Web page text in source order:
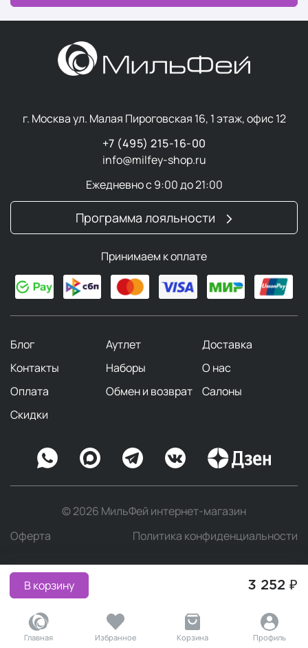
В корзину 3 252 ₽
Главная Избранное Корзина Профиль
г. Москва ул. Малая Пироговская 16, 1 этаж, офис 12
+7 (495) 215-16-00
info@milfey-shop.ru
Ежедневно с 9:00 до 21:00
Программа лояльности
Принимаем к оплате
Блог Аутлет
Доставка
Контакты
Наборы
О нас
Оплата
Обмен и возврат
Салоны
Скидки
© 2026 МильФей интернет-магазин
Оферта
Политика конфиденциальности